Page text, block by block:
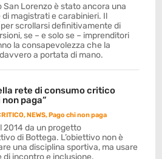
Lorenzo è stato ancora una
di magistrati e carabinieri. Il
scrollarsi definitivamente di
se – e solo se – imprenditori
la consapevolezza che la
a portata di mano.
rete di consumo critico
paga”
,NEWS,Pago chi non paga
2014 da un progetto
di Bottega. L’obiettivo non è
una disciplina sportiva, ma usare
incontro e inclusione.